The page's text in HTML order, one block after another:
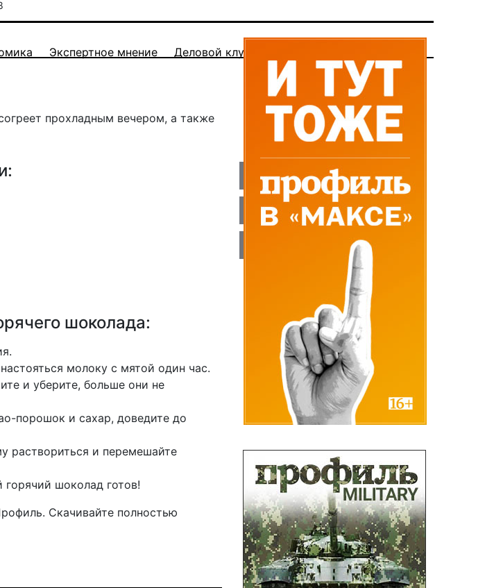
Экспертное мнение Деловой клуб
прохладным вечером, а также
шоколада:
молоку с мятой один час.
и уберите, больше они не
порошок и сахар, доведите до
раствориться и перемешайте
шоколад готов!
. Скачивайте полностью